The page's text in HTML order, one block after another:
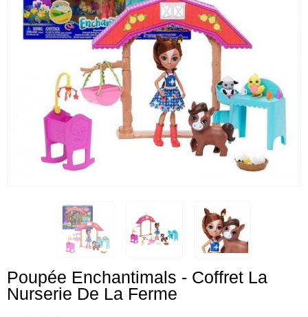
Poupée Enchantimals - Coffret La
Nurserie De La Ferme